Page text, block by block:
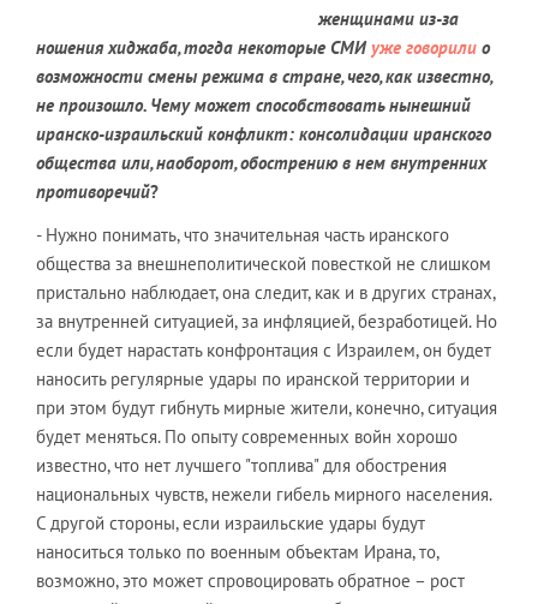
женщинами из-за
ношения хиджаба, тогда некоторые СМИ уже говорили о
возможности смены режима в стране, чего, как известно,
не произошло. Чему может способствовать нынешний
иранско-израильский конфликт: консолидации иранского
общества или, наоборот, обострению в нем внутренних
противоречий?
- Нужно понимать, что значительная часть иранского
общества за внешнеполитической повесткой не слишком
пристально наблюдает, она следит, как и в других странах,
за внутренней ситуацией, за инфляцией, безработицей. Но
если будет нарастать конфронтация с Израилем, он будет
наносить регулярные удары по иранской территории и
при этом будут гибнуть мирные жители, конечно, ситуация
будет меняться. По опыту современных войн хорошо
известно, что нет лучшего "топлива" для обострения
национальных чувств, нежели гибель мирного населения.
С другой стороны, если израильские удары будут
наноситься только по военным объектам Ирана, то,
возможно, это может спровоцировать обратное – рост